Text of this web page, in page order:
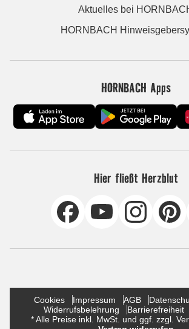
Aktuelles bei
HORNBACH
HORNBACH Apps
Hier fließt Herzblut
Cookies Impressum AGB
Widerrufsbelehrung
Barrierefreiheit
* Alle Preise inkl. MwSt. und ggf. zzgl.